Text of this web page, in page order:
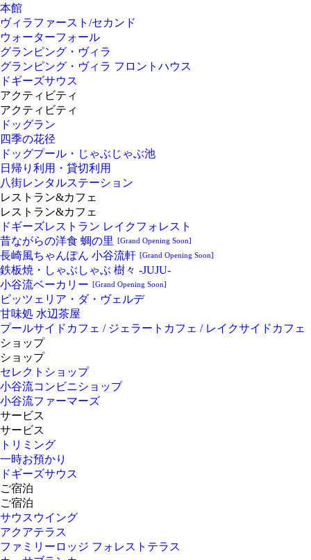
本館
ヴィラファースト/セカンド
ウォーターフォール
グランピング・ヴィラ
グランピング・ヴィラ フロントハウス
ドギーズサウス
アクティビティ
アクティビティ
ドッグラン
四季の花径
ドッグプール・じゃぶじゃぶ池
日帰り利用・貸切利用
八街レンタルステーション
レストラン&カフェ
レストラン&カフェ
ドギーズレストラン レイクフォレスト
昔ながらの洋食 蜩の里 [Grand Opening Soon]
長崎風ちゃんぽん 小谷流軒 [Grand Opening Soon]
鉄板焼・しゃぶしゃぶ 樹々 -JUJU-
小谷流ベーカリー [Grand Opening Soon]
ピッツェリア・ダ・ヴェルデ
甘味処 水辺茶屋
プールサイドカフェ / ジェラートカフェ / レイクサイドカフェ
ショップ
ショップ
セレクトショップ
小谷流コンビニショップ
小谷流ファーマーズ
サービス
サービス
トリミング
一時お預かり
ドギーズサウス
ご宿泊
ご宿泊
サウスウイング
アクアテラス
ファミリーロッジ フォレストテラス